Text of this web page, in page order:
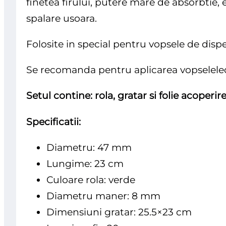
spalare usoara.
Folosite in special pentru vopsele de
Se recomanda pentru aplicarea
Setul contine: rola, gratar si folie
Specificatii:
Diametru: 47 mm
Lungime: 23 cm
Culoare rola: verde
Diametru maner: 8 mm
Dimensiuni gratar: 25.5×23 cm